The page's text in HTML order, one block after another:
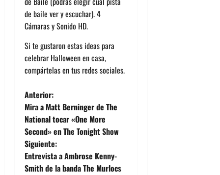
de baile ver y escuchar). 4
Cámaras y Sonido HD.
Si te gustaron estas ideas para
celebrar Halloween en casa,
compártelas en tus redes sociales.
N
a
v
e
Anterior:
Mira a Matt Berninger de The
National tocar «One More
Second» en The Tonight Show
Siguiente:
Entrevista a Ambrose Kenny-
Smith de la banda The Murlocs